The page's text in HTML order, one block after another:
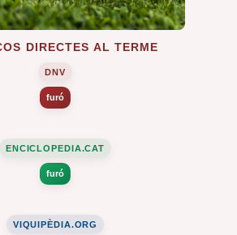
DIRECTES AL TERME
DNV
furó
ENCICLOPEDIA.CAT
furó
VIQUIPÈDIA.ORG